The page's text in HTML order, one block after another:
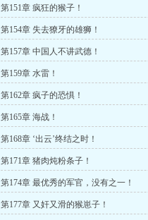
第151章 疯狂的猴子！
第154章 失去獠牙的雄狮！
第157章 中国人不讲武德！
第159章 水雷！
第162章 疯子的恐惧！
第165章 海战！
第168章 ‘出云’终结之时！
第171章 猪肉炖粉条子！
第174章 最优秀的军官，没有之一！
第177章 又奸又滑的猴崽子！